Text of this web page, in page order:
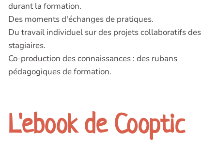
durant la formation.
Des moments d'échanges de pratiques.
Du travail individuel sur des projets collaboratifs des
stagiaires.
Co-production des connaissances : des rubans
pédagogiques de formation.
L'ebook de Cooptic